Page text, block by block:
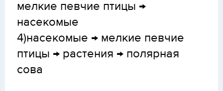
мелкие певчие птицы →
насекомые
4)насекомые → мелкие певчие
птицы → растения → полярная
сова